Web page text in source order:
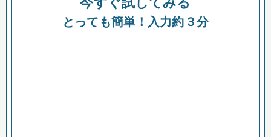
助成金 融資 出資
とっても簡単！入力約３分